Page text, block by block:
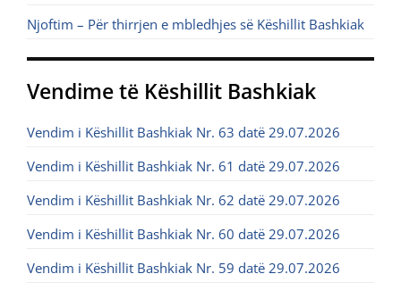
Njoftim – Për thirrjen e mbledhjes së Këshillit Bashkiak
Vendime të Këshillit Bashkiak
Vendim i Këshillit Bashkiak Nr. 63 datë 29.07.2026
Vendim i Këshillit Bashkiak Nr. 61 datë 29.07.2026
Vendim i Këshillit Bashkiak Nr. 62 datë 29.07.2026
Vendim i Këshillit Bashkiak Nr. 60 datë 29.07.2026
Vendim i Këshillit Bashkiak Nr. 59 datë 29.07.2026